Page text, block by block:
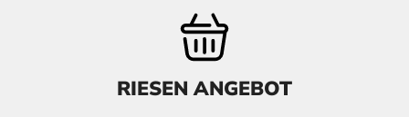
RIESEN ANGEBOT